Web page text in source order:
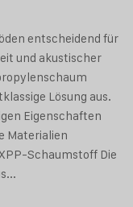
entscheidend für
und akustischer
Lösung aus.
Eigenschaften
Materialien
Schaumstoff Die